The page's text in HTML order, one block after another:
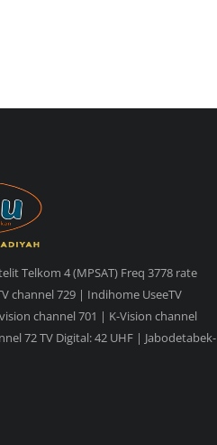
Telkom 4 (MPSAT) Freq 3778 rate
channel 729 | Indihome UseeTV
channel 701 | K-Vision channel
72 TV Digital: 42 UHF | Jabodetabek-